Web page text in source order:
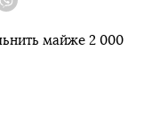
майже 2 000